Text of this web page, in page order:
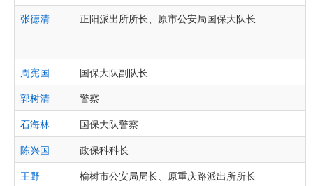
张德清
正阳派出所所长、原市公安局国保大队长
周宪国
国保大队副队长
郭树清
警察
石海林
国保大队警察
陈兴国
政保科科长
王野
榆树市公安局局长、原重庆路派出所所长